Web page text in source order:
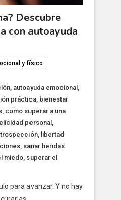
Descubre
con autoayuda
y físico
, autoayuda emocional ,
práctica, bienestar
, como superar a una
personal ,
, libertad
, sanar heridas
miedo, superar el
para avanzar. Y no hay